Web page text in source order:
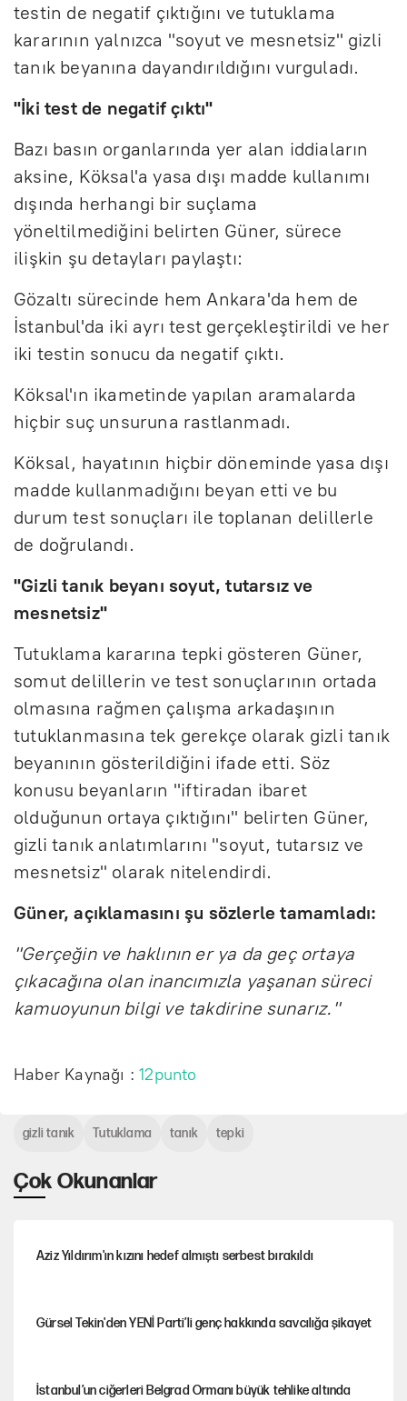
testin de negatif çıktığını ve tutuklama
kararının yalnızca "soyut ve mesnetsiz" gizli
tanık beyanına dayandırıldığını vurguladı.
"İki test de negatif çıktı"
Bazı basın organlarında yer alan iddiaların
aksine, Köksal'a yasa dışı madde kullanımı
dışında herhangi bir suçlama
yöneltilmediğini belirten Güner, sürece
ilişkin şu detayları paylaştı:
Gözaltı sürecinde hem Ankara'da hem de
İstanbul'da iki ayrı test gerçekleştirildi ve her
iki testin sonucu da negatif çıktı.
Köksal'ın ikametinde yapılan aramalarda
hiçbir suç unsuruna rastlanmadı.
Köksal, hayatının hiçbir döneminde yasa dışı
madde kullanmadığını beyan etti ve bu
durum test sonuçları ile toplanan delillerle
de doğrulandı.
"Gizli tanık beyanı soyut, tutarsız ve
mesnetsiz"
Tutuklama kararına tepki gösteren Güner,
somut delillerin ve test sonuçlarının ortada
olmasına rağmen çalışma arkadaşının
tutuklanmasına tek gerekçe olarak gizli tanık
beyanının gösterildiğini ifade etti. Söz
konusu beyanların "iftiradan ibaret
olduğunun ortaya çıktığını" belirten Güner,
gizli tanık anlatımlarını "soyut, tutarsız ve
mesnetsiz" olarak nitelendirdi.
Güner, açıklamasını şu sözlerle tamamladı:
"Gerçeğin ve haklının er ya da geç ortaya
çıkacağına olan inancımızla yaşanan süreci
kamuoyunun bilgi ve takdirine sunarız."
Haber Kaynağı :12punto
Çok Okunanlar
Aziz Yıldırım'ın kızını hedef almıştı serbest bırakıldı
Gürsel Tekin'den YENİ Parti’li genç hakkında savcılığa şikayet
İstanbul’un ciğerleri Belgrad Ormanı büyük tehlike altında
gizli tanık Tutuklama tanık tepki